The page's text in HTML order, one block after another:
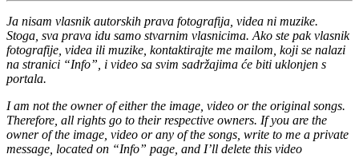
Ja nisam vlasnik autorskih prava fotografija, videa ni muzike.
Stoga, sva prava idu samo stvarnim vlasnicima. Ako ste pak vlasnik
fotografije, videa ili muzike, kontaktirajte me mailom, koji se nalazi
na stranici “Info”, i video sa svim sadržajima će biti uklonjen s
portala.
I am not the owner of either the image, video or the original songs.
Therefore, all rights go to their respective owners. If you are the
owner of the image, video or any of the songs, write to me a private
message, located on “Info” page, and I’ll delete this video